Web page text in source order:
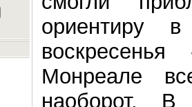
ориентиру
Монреале
наоборот. В